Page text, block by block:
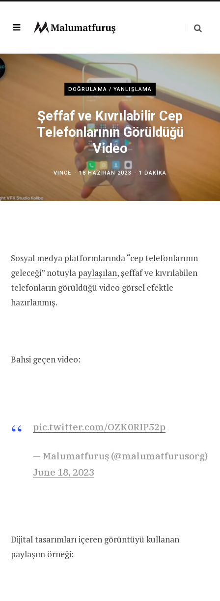
DOĞRULAMA / YANLIŞLAMA
Şeffaf ve Kıvrılabilir Cep
Telefonlarının Görüldüğü
Video
VINCE 18 HAZIRAN 2023 1 DAKIKA
Sosyal medya platformlarında “cep telefonlarının
geleceği” notuyla paylaşılan, şeffaf ve kıvrılabilen
telefonların görüldüğü video görsel efektle
hazırlanmış.
Bahsi geçen video:
pic.twitter.com/OZK0RIP52p
— Malumatfuruş (@malumatfurusorg)
June 18, 2023
Dijital tasarımları içeren görüntüyü kullanan
paylaşım örneği: